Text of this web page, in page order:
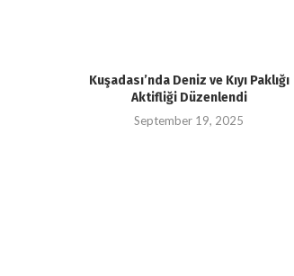
Kuşadası’nda Deniz ve Kıyı Paklığı
Aktifliği Düzenlendi
September 19, 2025